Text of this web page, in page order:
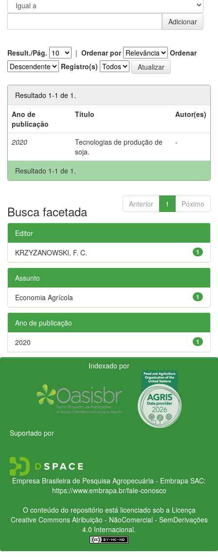
Result./Pág. | Ordenar por
Ordenar
Registro(s)
Resultado 1-1 de 1.
Ano de
publicação
Título Autor(es)
2020
Tecnologias de produção de
soja.
-
Resultado 1-1 de 1.
Anterior 1 Póximo
Busca facetada
Editor
1
KRZYZANOWSKI, F. C.
Assunto
1
Economia Agrícola
Ano de publicação
1
2020
Indexado por
Suportado por
Empresa Brasileira de Pesquisa Agropecuária - Embrapa SAC:
https://www.embrapa.br/fale-conosco
O conteúdo do repositório está licenciado sob a Licença
Creative CommonsAtribuição - NãoComercial - SemDerivações
4.0 Internacional.